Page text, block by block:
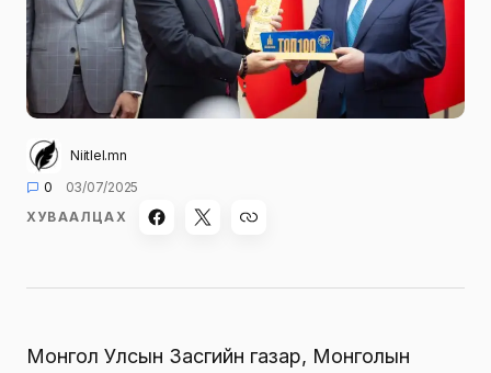
Niitlel.mn
0
03/07/2025
ХУВААЛЦАХ
Монгол Улсын Засгийн газар, Монголын